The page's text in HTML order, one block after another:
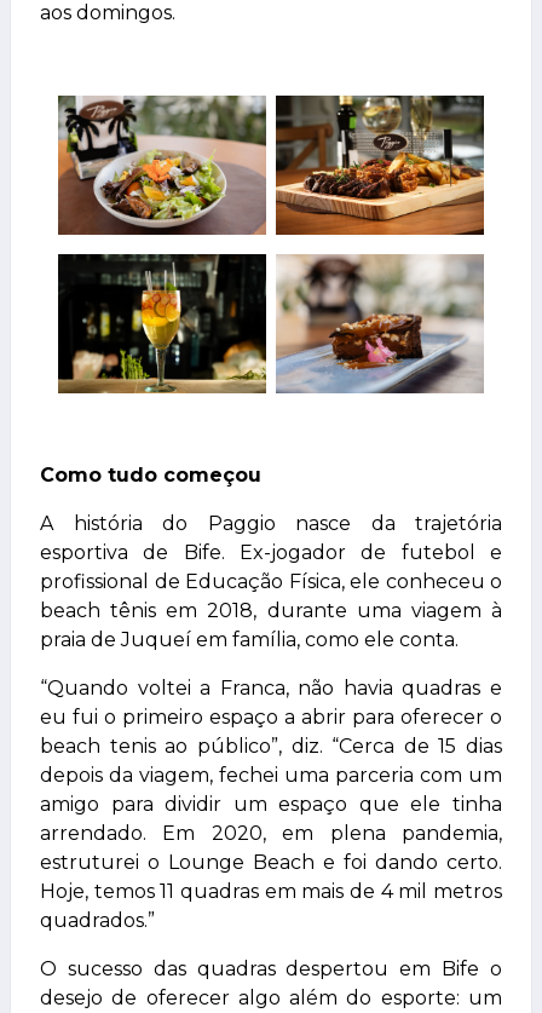
aos domingos.
Como tudo começou
A história do Paggio nasce da trajetória
esportiva de Bife. Ex-jogador de futebol e
profissional de Educação Física, ele conheceu o
beach tênis em 2018, durante uma viagem à
praia de Juqueí em família, como ele conta.
“Quando voltei a Franca, não havia quadras e
eu fui o primeiro espaço a abrir para oferecer o
beach tenis ao público”, diz. “Cerca de 15 dias
depois da viagem, fechei uma parceria com um
amigo para dividir um espaço que ele tinha
arrendado. Em 2020, em plena pandemia,
estruturei o Lounge Beach e foi dando certo.
Hoje, temos 11 quadras em mais de 4 mil metros
quadrados.”
O sucesso das quadras despertou em Bife o
desejo de oferecer algo além do esporte: um